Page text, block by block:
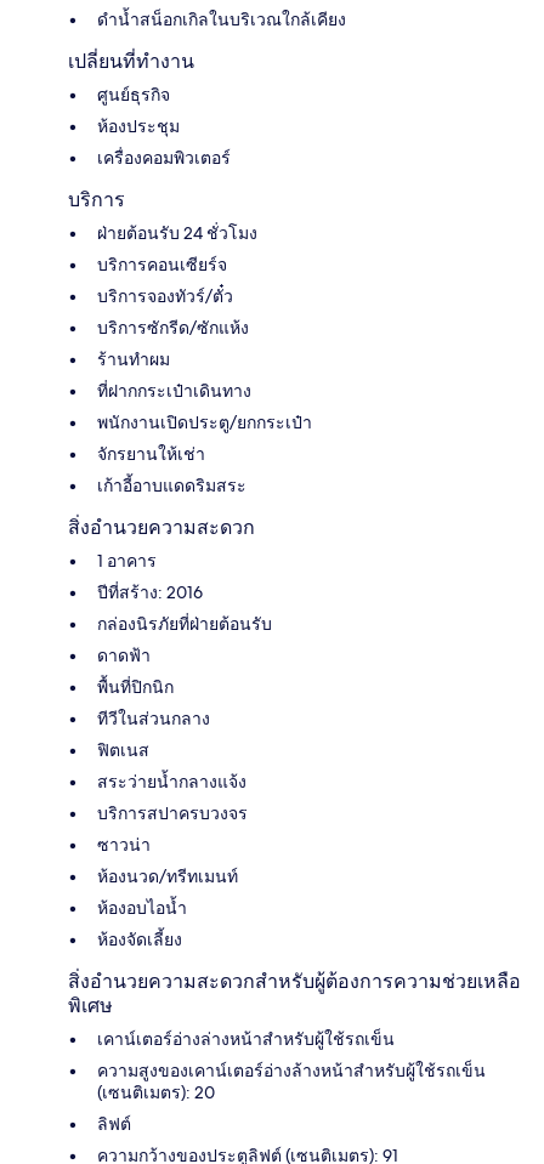
ดำน้ำสน็อกเกิลในบริเวณใกล้เคียง
เปลี่ยนที่ทำงาน
ศูนย์ธุรกิจ
ห้องประชุม
เครื่องคอมพิวเตอร์
บริการ
ฝ่ายต้อนรับ 24 ชั่วโมง
บริการคอนเซียร์จ
บริการจองทัวร์/ตั๋ว
บริการซักรีด/ซักแห้ง
ร้านทำผม
ที่ฝากกระเป๋าเดินทาง
พนักงานเปิดประตู/ยกกระเป๋า
จักรยานให้เช่า
เก้าอี้อาบแดดริมสระ
สิ่งอำนวยความสะดวก
1 อาคาร
ปีที่สร้าง: 2016
กล่องนิรภัยที่ฝ่ายต้อนรับ
ดาดฟ้า
พื้นที่ปิกนิก
ทีวีในส่วนกลาง
ฟิตเนส
สระว่ายน้ำกลางแจ้ง
บริการสปาครบวงจร
ซาวน่า
ห้องนวด/ทรีทเมนท์
ห้องอบไอน้ำ
ห้องจัดเลี้ยง
สิ่งอำนวยความสะดวกสำหรับผู้ต้องการความช่วยเหลือ
พิเศษ
เคาน์เตอร์อ่างล่างหน้าสำหรับผู้ใช้รถเข็น
ความสูงของเคาน์เตอร์อ่างล้างหน้าสำหรับผู้ใช้รถเข็น
(เซนติเมตร): 20
ลิฟต์
ความกว้างของประตูลิฟต์ (เซนติเมตร): 91